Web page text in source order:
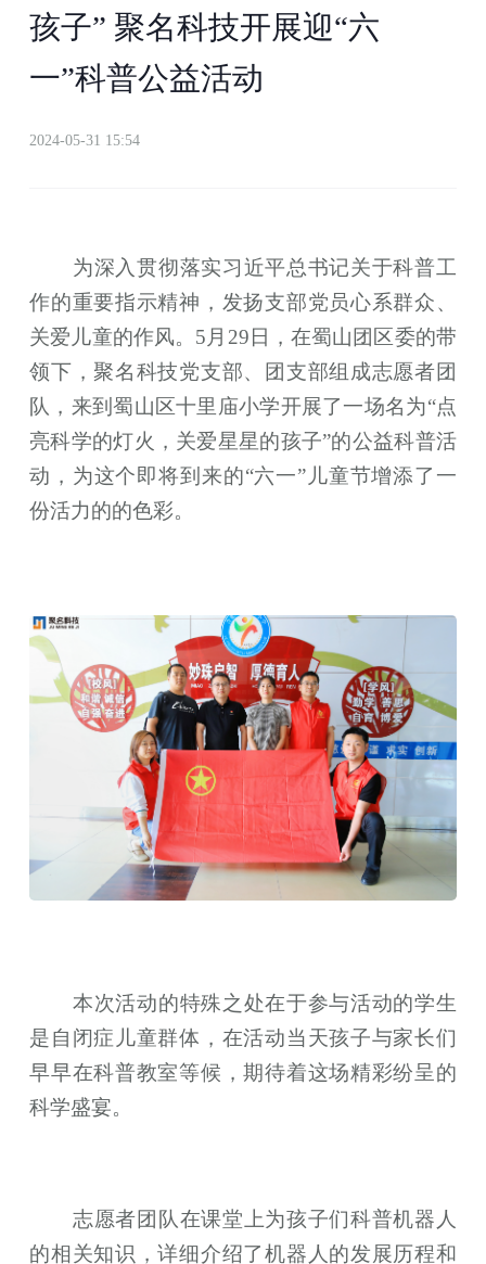
孩子” 聚名科技开展迎“六
一”科普公益活动
2024-05-31 15:54
为深入贯彻落实习近平总书记关于科普工
作的重要指示精神，发扬支部党员心系群众、
关爱儿童的作风。5月29日，在蜀山团区委的带
领下，聚名科技党支部、团支部组成志愿者团
队，来到蜀山区十里庙小学开展了一场名为“点
亮科学的灯火，关爱星星的孩子”的公益科普活
动，为这个即将到来的“六一”儿童节增添了一
份活力的的色彩。
本次活动的特殊之处在于参与活动的学生
是自闭症儿童群体，在活动当天孩子与家长们
早早在科普教室等候，期待着这场精彩纷呈的
科学盛宴。
志愿者团队在课堂上为孩子们科普机器人
的相关知识，详细介绍了机器人的发展历程和